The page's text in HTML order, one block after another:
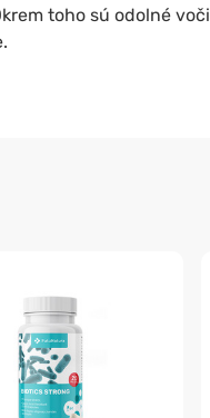
toho sú odolné voči